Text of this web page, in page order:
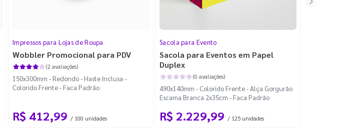
Impressos para Lojas de Roupa
Wobbler Promocional para PDV
(2 avaliações)
150x300mm - Redondo - Haste Inclusa -
Colorido Frente - Faca Padrão
R$ 412,99 / 100 unidades
Sacola para Evento
Sacola para Eventos em Papel
Duplex
(0 avaliações)
490x140mm - Colorido Frente - Alça Gorgurão
Escama Branca 2x35cm - Faca Padrão
R$ 2.229,99 / 125 unidades